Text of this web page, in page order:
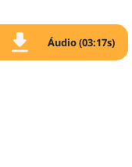
Áudio (03:17s)